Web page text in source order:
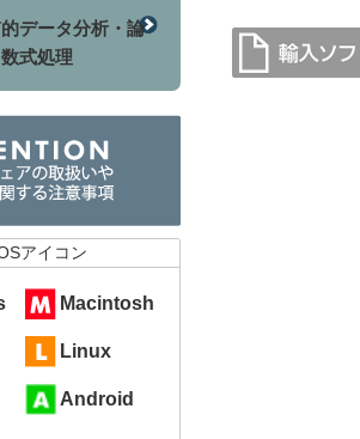
データ分析・論
式処理
アイコン
Macintosh
Linux
Android